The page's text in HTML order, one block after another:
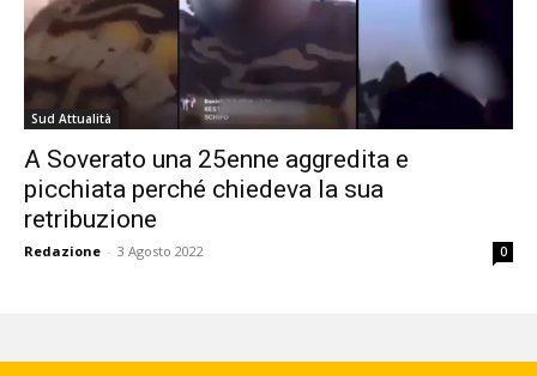
Sud Attualità
A Soverato una 25enne aggredita e
picchiata perché chiedeva la sua
retribuzione
Redazione - 3 Agosto 2022 0